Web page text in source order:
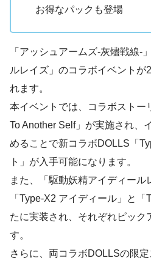
お得なパックも登場
「アッシュアームズ-灰燼戦線-
ルレイズ」のコラボイベントが
れます。
本イベントでは、コラボストー
To Another Self」が実施され、
めることで新コラボDOLLS「
ト」が入手可能になります。
また、「駆動妖精アイディー
「Type-X2 アイディール」と
たに実装され、それぞれピック
す。
さらに、両コラボDOLLSの限